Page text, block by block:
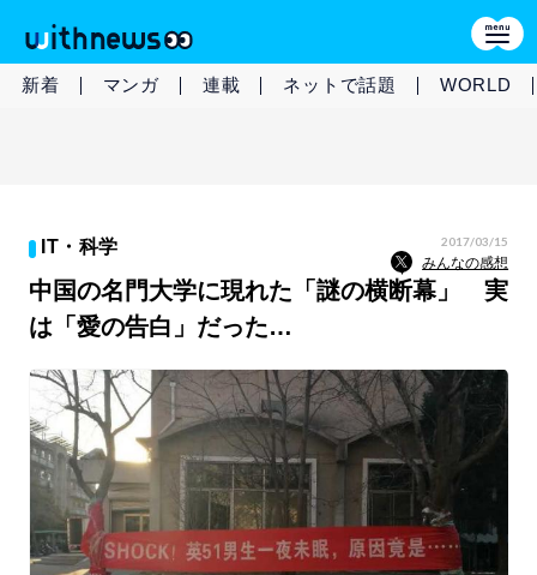
新着 マンガ 連載 ネットで話題 WORLD
IT・科学 2017/03/15
みんなの感想
中国の名門大学に現れた「謎の横断幕」 実
は「愛の告白」だった…